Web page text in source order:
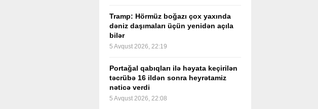
Tramp: Hörmüz boğazı çox yaxında
dəniz daşımaları üçün yenidən açıla
bilər
5 Avqust 2026, 22:19
Portağal qabıqları ilə həyata keçirilən
təcrübə 16 ildən sonra heyrətamiz
nəticə verdi
5 Avqust 2026, 22:08